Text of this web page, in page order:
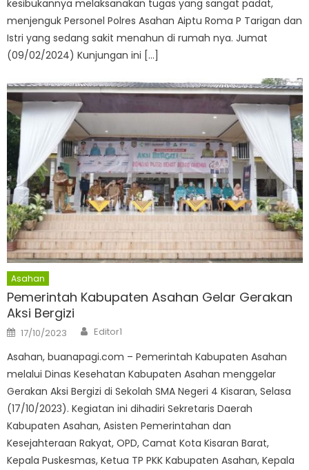
kesibukannya melaksanakan tugas yang sangat padat,
menjenguk Personel Polres Asahan Aiptu Roma P Tarigan dan
Istri yang sedang sakit menahun di rumah nya. Jumat
(09/02/2024) Kunjungan ini […]
Asahan
Pemerintah Kabupaten Asahan Gelar Gerakan
Aksi Bergizi
Posted
on
17/10/2023 Author
Editor1
Asahan, buanapagi.com – Pemerintah Kabupaten Asahan
melalui Dinas Kesehatan Kabupaten Asahan menggelar
Gerakan Aksi Bergizi di Sekolah SMA Negeri 4 Kisaran, Selasa
(17/10/2023). Kegiatan ini dihadiri Sekretaris Daerah
Kabupaten Asahan, Asisten Pemerintahan dan
Kesejahteraan Rakyat, OPD, Camat Kota Kisaran Barat,
Kepala Puskesmas, Ketua TP PKK Kabupaten Asahan, Kepala